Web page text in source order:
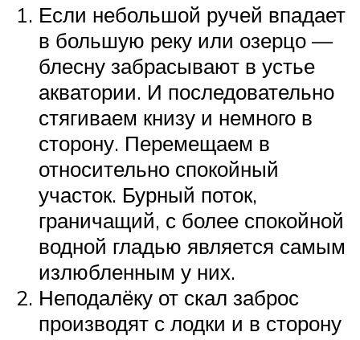
Если небольшой ручей впадает
в большую реку или озерцо —
блесну забрасывают в устье
акватории. И последовательно
стягиваем книзу и немного в
сторону. Перемещаем в
относительно спокойный
участок. Бурный поток,
граничащий, с более спокойной
водной гладью является самым
излюбленным у них.
Неподалёку от скал заброс
производят с лодки и в сторону